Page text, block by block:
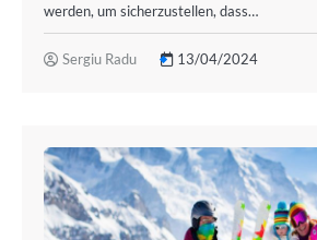
werden, um sicherzustellen, dass…
Sergiu Radu 13/04/2024